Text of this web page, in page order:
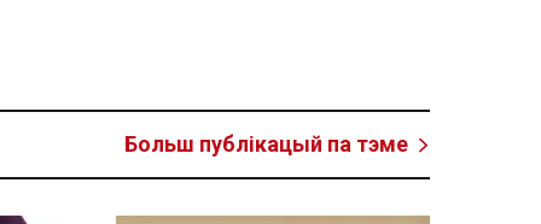
Больш публікацый па тэме